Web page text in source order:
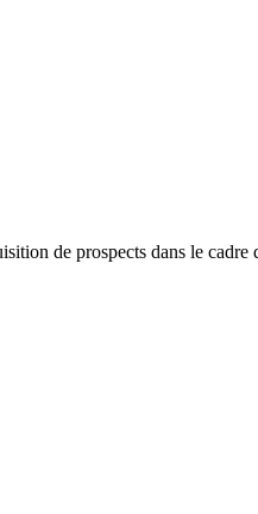
de prospects dans le